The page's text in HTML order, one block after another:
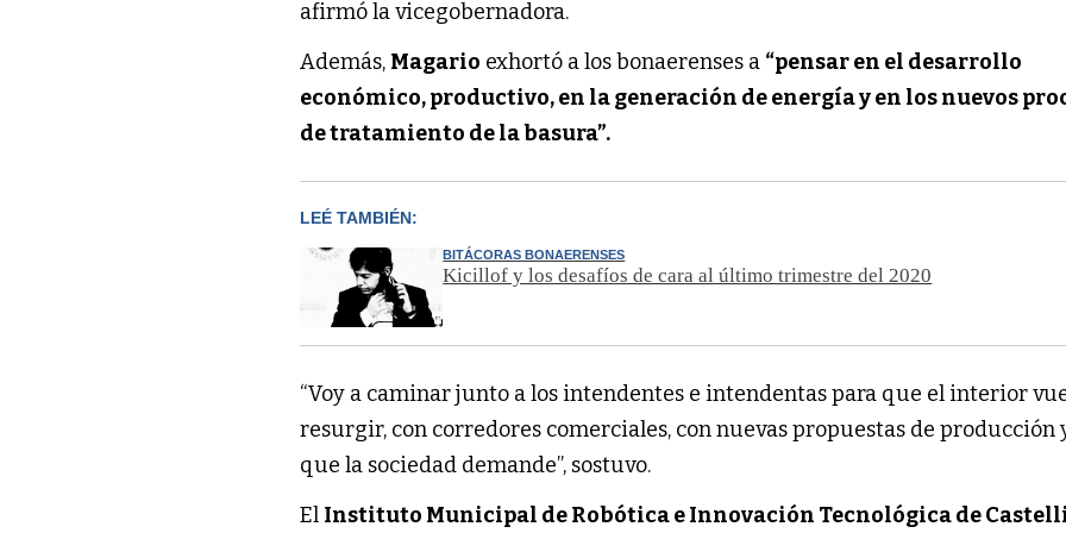
afirmó la vicegobernadora.
Además, Magario exhortó a los bonaerenses a “pensar en el desarrollo
económico, productivo, en la generación de energía y en los nuevos
de tratamiento de la basura”.
LEÉ TAMBIÉN:
BITÁCORAS BONAERENSES
Kicillof y los desafíos de cara al último trimestre del 2020
“Voy a caminar junto a los intendentes e intendentas para que el interior
resurgir, con corredores comerciales, con nuevas propuestas de producción
que la sociedad demande”, sostuvo.
El Instituto Municipal de Robótica e Innovación Tecnológica de